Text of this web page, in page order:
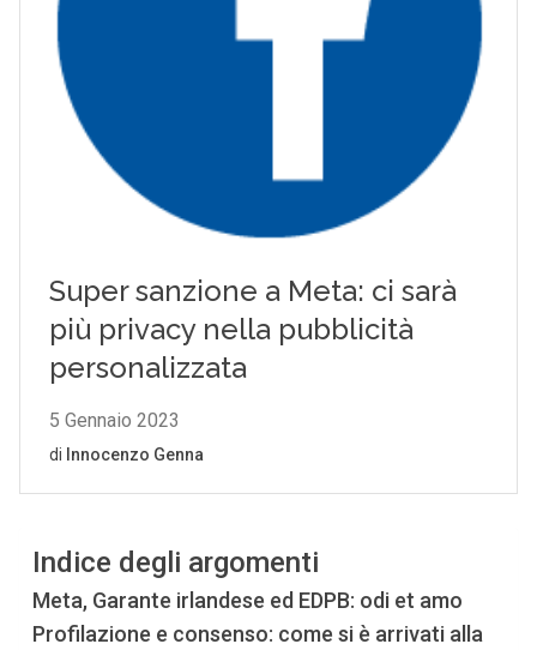
Indice degli argomenti
Meta, Garante irlandese ed EDPB: odi et amo
Profilazione e consenso: come si è arrivati alla